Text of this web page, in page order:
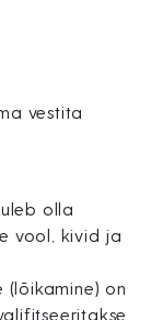
vestita
olla
vool, kivid ja
(lõikamine) on